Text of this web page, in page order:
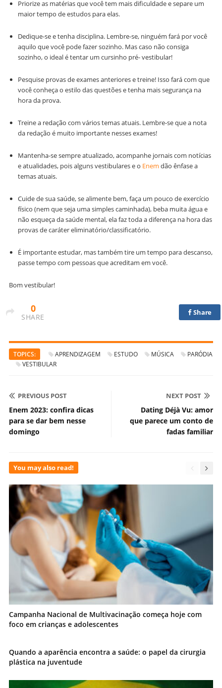
Priorize as matérias que você tem mais dificuldade e separe um
maior tempo de estudos para elas.
Dedique-se e tenha disciplina. Lembre-se, ninguém fará por você
aquilo que você pode fazer sozinho. Mas caso não consiga
sozinho, o ideal é tentar um cursinho pré- vestibular!
Pesquise provas de exames anteriores e treine! Isso fará com que
você conheça o estilo das questões e tenha mais segurança na
hora da prova.
Treine a redação com vários temas atuais. Lembre-se que a nota
da redação é muito importante nesses exames!
Mantenha-se sempre atualizado, acompanhe jornais com notícias
e atualidades, pois alguns vestibulares e o Enem dão ênfase a
temas atuais.
Cuide de sua saúde, se alimente bem, faça um pouco de exercício
físico (nem que seja uma simples caminhada), beba muita água e
não esqueça da saúde mental, ela faz toda a diferença na hora das
provas de caráter eliminatório/classificatório.
É importante estudar, mas também tire um tempo para descanso,
passe tempo com pessoas que acreditam em você.
Bom vestibular!
0
SHARE
Share
TOPICS: APRENDIZAGEM ESTUDO MÚSICA
PARÓDIA
VESTIBULAR
PREVIOUS POST
Enem 2023: confira dicas
para se dar bem nesse
domingo
NEXT POST
Dating Déjà Vu: amor
que parece um conto de
fadas familiar
You may also read!
Campanha Nacional de Multivacinação começa hoje com
foco em crianças e adolescentes
Quando a aparência encontra a saúde: o papel da cirurgia
plástica na juventude